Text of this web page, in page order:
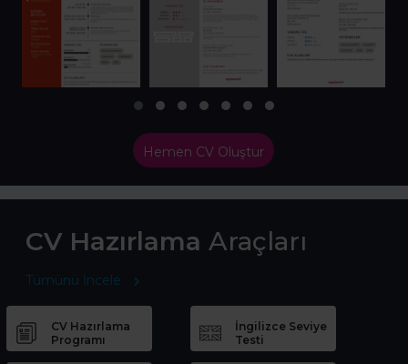
Hemen CV Oluştur
CV Hazırlama Araçları
Tümünü İncele
CV Hazırlama
Programı
İngilizce Seviye
Testi